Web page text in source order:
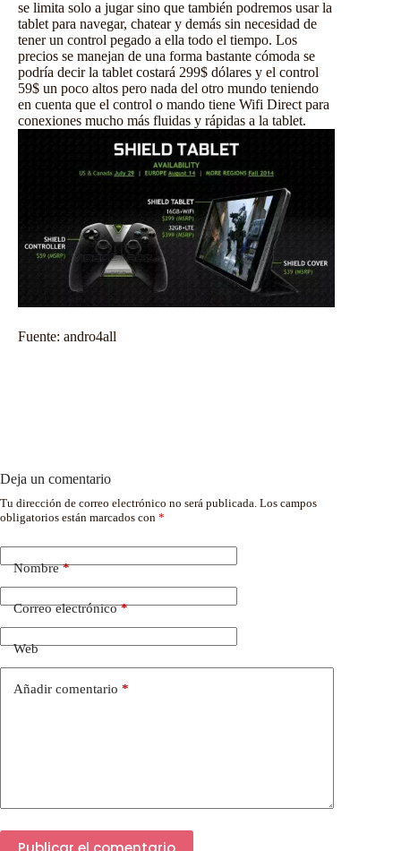
se limita solo a jugar sino que también podremos usar la
tablet para navegar, chatear y demás sin necesidad de
tener un control pegado a ella todo el tiempo. Los
precios se manejan de una forma bastante cómoda se
podría decir la tablet costará 299$ dólares y el control
59$ un poco altos pero nada del otro mundo teniendo
en cuenta que el control o mando tiene Wifi Direct para
conexiones mucho más fluidas y rápidas a la tablet.
Fuente: andro4all
Deja un comentario
Tu dirección de correo electrónico no será publicada. Los campos
obligatorios están marcados con *
Nombre*
Correo electrónico*
Web
Añadir comentario *